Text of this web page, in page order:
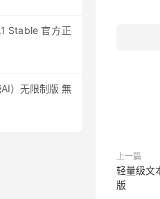
上一篇
轻量级文
版
Stable 官方正
）无限制版 無